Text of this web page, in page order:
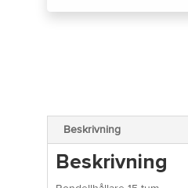
Beskrivning
Beskrivning